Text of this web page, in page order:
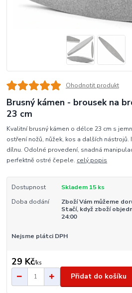
Ohodnotit produkt
Brusný kámen - brousek na
23 cm
Kvalitní brusný kámen o délce 23 cm s
ostření nožů, nůžek, kos a dalších
dílnu. Odolné provedení, snadná
perfektně ostré čepele. celý popis
Dostupnost
Skladem 15 ks
Doba dodání
Zboží Vám můžeme
Stačí, když zboží
24:00
Nejsme plátci DPH
29 Kč/ks
Přidat do košíku